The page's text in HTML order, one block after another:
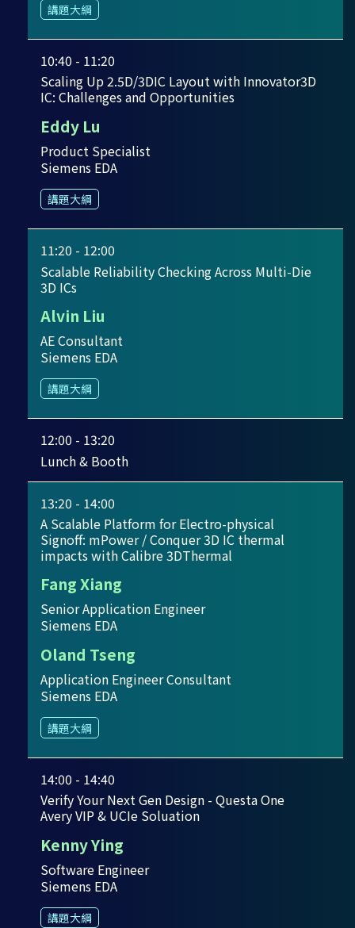
講題大綱
10:40 - 11:20
Scaling Up 2.5D/3DIC Layout with Innovator3D
IC: Challenges and Opportunities
Eddy Lu
Product Specialist
Siemens EDA
講題大綱
11:20 - 12:00
Scalable Reliability Checking Across Multi-Die
3D ICs
Alvin Liu
AE Consultant
Siemens EDA
講題大綱
12:00 - 13:20
Lunch & Booth
13:20 - 14:00
A Scalable Platform for Electro-physical
Signoff: mPower / Conquer 3D IC thermal
impacts with Calibre 3DThermal
Fang Xiang
Senior Application Engineer
Siemens EDA
Oland Tseng
Application Engineer Consultant
Siemens EDA
講題大綱
14:00 - 14:40
Verify Your Next Gen Design - Questa One
Avery VIP & UCIe Soluation
Kenny Ying
Software Engineer
Siemens EDA
講題大綱